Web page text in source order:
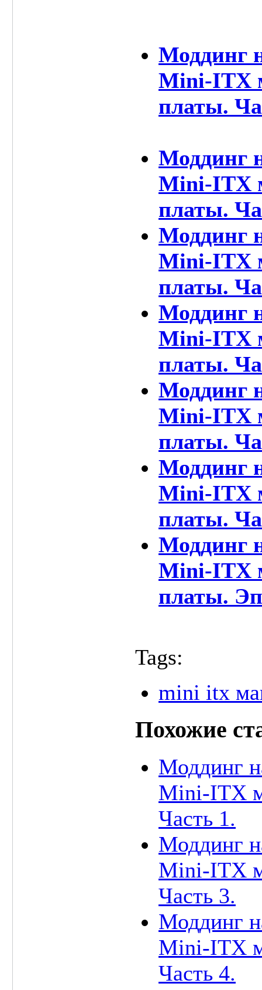
Моддинг
Mini-ITX
платы.
Моддинг
Mini-ITX
платы.
Моддинг
Mini-ITX
платы.
Моддинг
Mini-ITX
платы.
Моддинг
Mini-ITX
платы.
Моддинг
Mini-ITX
платы.
Моддинг
Mini-ITX
платы.
Tags:
mini itx
Похожие
Моддинг
Mini-ITX
Часть 1.
Моддинг
Mini-ITX
Часть 3.
Моддинг
Mini-ITX
Часть 4.